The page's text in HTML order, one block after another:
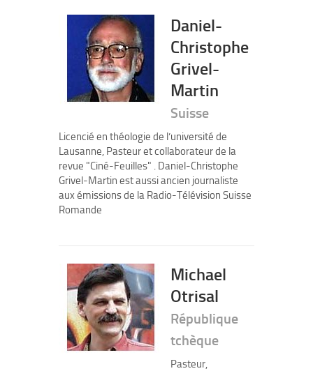
Daniel-
Christophe
Grivel-
Martin
Suisse
Licencié en théologie de l’université de
Lausanne, Pasteur et collaborateur de la
revue "Ciné-Feuilles" . Daniel-Christophe
Grivel-Martin est aussi ancien journaliste
aux émissions de la Radio-Télévision Suisse
Romande
Michael
Otrisal
République
tchèque
Pasteur,